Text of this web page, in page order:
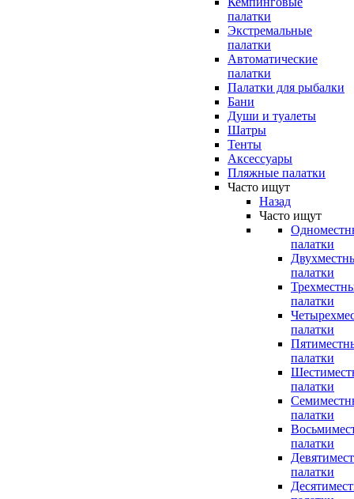
палатки
Экстремальные
палатки
Автоматические
палатки
Палатки для рыбалки
Бани
Души и туалеты
Шатры
Тенты
Аксессуары
Пляжные палатки
Часто ищут
Назад
Часто ищут
палатки
палатки
палатки
палатки
палатки
палатки
палатки
палатки
палатки